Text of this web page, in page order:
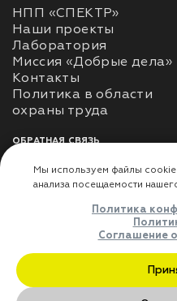
НПП «СПЕКТР»
Наши проекты
Лаборатория
Миссия «Добрые дела»
Контакты
Политика в области
ОБРАТНАЯ СВЯЗЬ
Использование
использования личных
Оферта
ДЛЯ ПАРТНЁРОВ